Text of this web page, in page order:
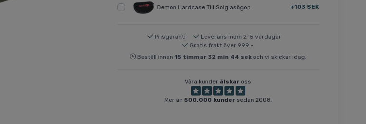
Demon Hardcase Till Solglasögon +103 SEK
Prisgaranti
Leverans inom 2-5 vardagar
Gratis frakt över 999:-
Beställ innan15 timmar32 min 43 sekoch vi skickar idag.
Våra kunder älskar oss
Mer än 500.000 kundersedan 2008.